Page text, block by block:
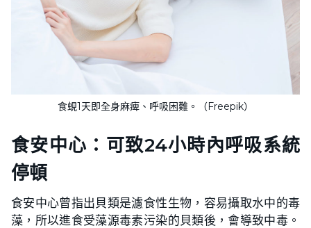
食蜆1天即全身麻痺、呼吸困難。（Freepik）
食安中心：可致24小時內呼吸系統
停頓
食安中心曾指出貝類是濾食性生物，容易攝取水中的毒
藻，所以進食受藻源毒素污染的貝類後，會導致中毒。